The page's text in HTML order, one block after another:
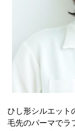
ひし形シルエット
毛先のパーマでラ